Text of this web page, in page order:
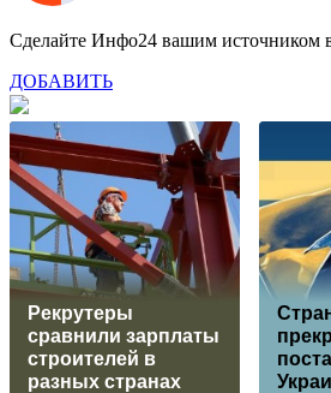
Сделайте Инфо24 вашим источником
ДОБАВИТЬ
Рекрутеры
сравнили зарплаты
строителей в
разных странах